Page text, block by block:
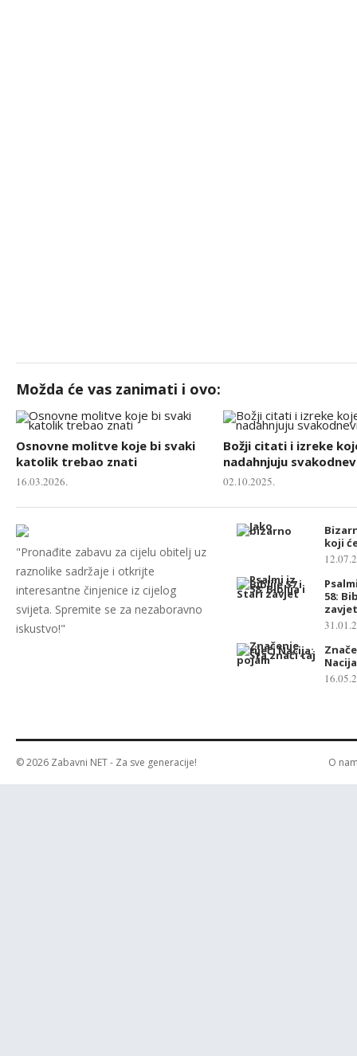
Možda će vas zanimati i ovo:
Osnovne molitve koje bi svaki
katolik trebao znati
16.03.2026.
Božji citati i izreke
nadahnjuju
02.10.2025.
"Pronađite zabavu za cijelu obitelj uz
raznolike sadržaje i otkrijte
interesantne činjenice iz cijelog
svijeta. Spremite se za nezaboravno
iskustvo!"
koji
58:
zavjet
Nacija
© 2026 Zabavni NET- Za sve generacije! O